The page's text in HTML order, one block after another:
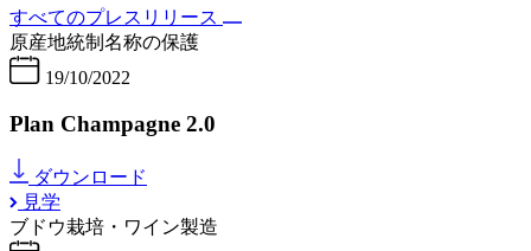
すべてのプレスリリース
原産地統制名称の保護
19/10/2022
Plan Champagne 2.0
ダウンロード
見学
ブドウ栽培・ワイン製造